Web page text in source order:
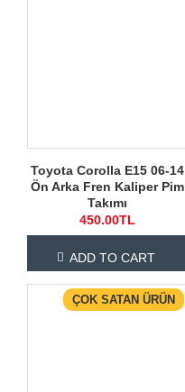
Toyota Corolla E15 06-14
Ön Arka Fren Kaliper Pim
Takımı
450.00TL
ADD TO CART
ÇOK SATAN ÜRÜN